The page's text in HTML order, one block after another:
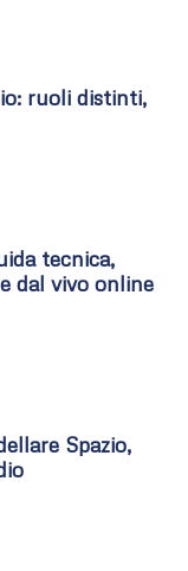
ruoli distinti,
tecnica,
dal vivo online
Spazio,